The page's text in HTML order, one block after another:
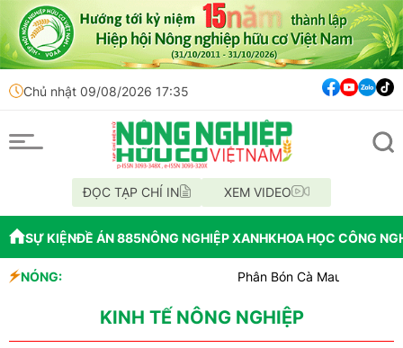
Chủ nhật 09/08/2026 17:35
ĐỌC TẠP CHÍ IN XEM VIDEO
SỰ KIỆNĐỀ ÁN 885NÔNG NGHIỆP XANHKHOA HỌC CÔNG
NÓNG:
Phân Bón Cà Mau đồng hành với
Mùa xanh trên cánh đồng Mường
KINH TẾ NÔNG NGHIỆP